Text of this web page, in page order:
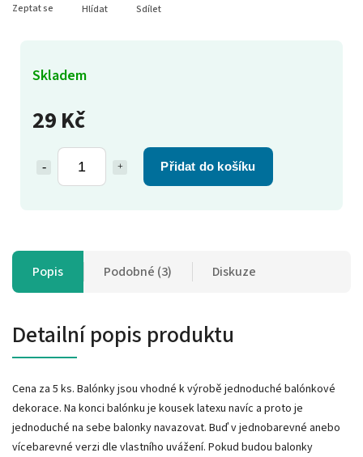
29 Kč
Přidat do košíku
Skladem
Zeptat se Hlídat Sdílet
Popis Podobné (3) Diskuze
Detailní popis produktu
Cena za 5 ks. Balónky jsou vhodné k výrobě jednoduché balónkové
dekorace. Na konci balónku je kousek latexu navíc a proto je
jednoduché na sebe balonky navazovat. Buď v jednobarevné anebo
vícebarevné verzi dle vlastního uvážení. Pokud budou balonky